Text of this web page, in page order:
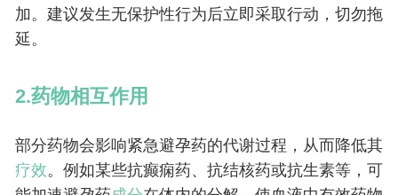
加。建议发生无保护性行为后立即采取行动，切勿拖
延。
2.药物相互作用
部分药物会影响紧急避孕药的代谢过程，从而降低其
疗效。例如某些抗癫痫药、抗结核药或抗生素等，可